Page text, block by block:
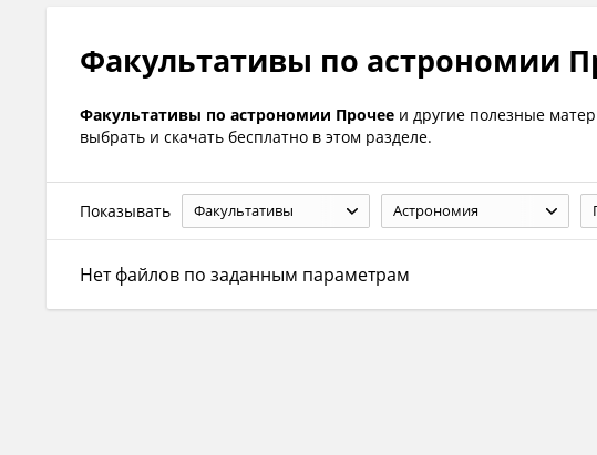
Факультативы по астрономии
Факультативы по астрономии Прочее и другие полезные
выбрать и скачать бесплатно в этом разделе.
Показывать Факультативы Астрономия
Нет файлов по заданным параметрам